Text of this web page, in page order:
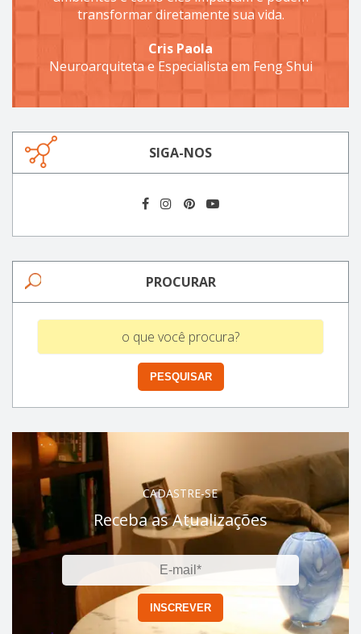
transformar diretamente sua vida.
Cris Paola
Neuroarquiteta e Especialista em Feng Shui
SIGA-NOS
PROCURAR
CADASTRE-SE
Receba as Atualizações